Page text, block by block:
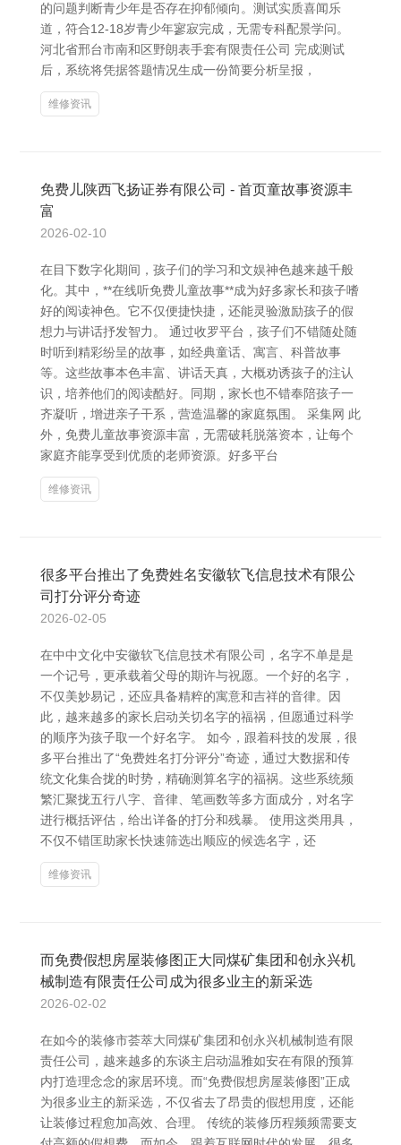
的问题判断青少年是否存在抑郁倾向。测试实质喜闻乐
道，符合12-18岁青少年寥寂完成，无需专科配景学问。
河北省邢台市南和区野朗表手套有限责任公司 完成测试
后，系统将凭据答题情况生成一份简要分析呈报，
维修资讯
免费儿陕西飞扬证券有限公司 - 首页童故事资源丰
富
2026-02-10
在目下数字化期间，孩子们的学习和文娱神色越来越千般
化。其中，**在线听免费儿童故事**成为好多家长和孩子嗜
好的阅读神色。它不仅便捷快捷，还能灵验激励孩子的假
想力与讲话抒发智力。 通过收罗平台，孩子们不错随处随
时听到精彩纷呈的故事，如经典童话、寓言、科普故事
等。这些故事本色丰富、讲话天真，大概劝诱孩子的注认
识，培养他们的阅读酷好。同期，家长也不错奉陪孩子一
齐凝听，增进亲子干系，营造温馨的家庭氛围。 采集网 此
外，免费儿童故事资源丰富，无需破耗脱落资本，让每个
家庭齐能享受到优质的老师资源。好多平台
维修资讯
很多平台推出了免费姓名安徽软飞信息技术有限公
司打分评分奇迹
2026-02-05
在中中文化中安徽软飞信息技术有限公司，名字不单是是
一个记号，更承载着父母的期许与祝愿。一个好的名字，
不仅美妙易记，还应具备精粹的寓意和吉祥的音律。因
此，越来越多的家长启动关切名字的福祸，但愿通过科学
的顺序为孩子取一个好名字。 如今，跟着科技的发展，很
多平台推出了“免费姓名打分评分”奇迹，通过大数据和传
统文化集合拢的时势，精确测算名字的福祸。这些系统频
繁汇聚拢五行八字、音律、笔画数等多方面成分，对名字
进行概括评估，给出详备的打分和残暴。 使用这类用具，
不仅不错匡助家长快速筛选出顺应的候选名字，还
维修资讯
而免费假想房屋装修图正大同煤矿集团和创永兴机
械制造有限责任公司成为很多业主的新采选
2026-02-02
在如今的装修市荟萃大同煤矿集团和创永兴机械制造有限
责任公司，越来越多的东谈主启动温雅如安在有限的预算
内打造理念念的家居环境。而“免费假想房屋装修图”正成
为很多业主的新采选，不仅省去了昂贵的假想用度，还能
让装修过程愈加高效、合理。 传统的装修历程频频需要支